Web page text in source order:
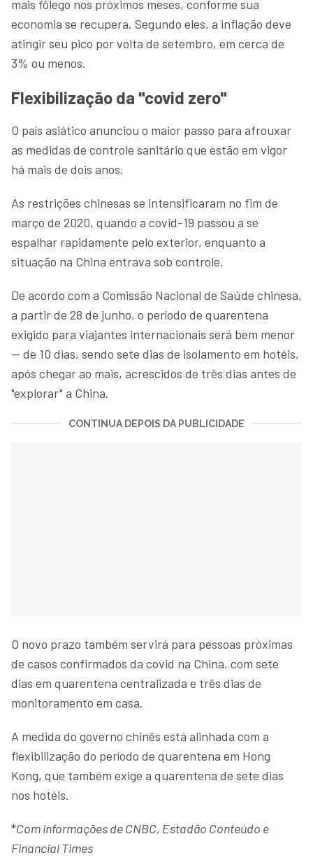
mais fôlego nos próximos meses, conforme sua
economia se recupera. Segundo eles, a inflação deve
atingir seu pico por volta de setembro, em cerca de
3% ou menos.
Flexibilização da "covid zero"
O país asiático anunciou o maior passo para afrouxar
as medidas de controle sanitário que estão em vigor
há mais de dois anos.
As restrições chinesas se intensificaram no fim de
março de 2020, quando a covid-19 passou a se
espalhar rapidamente pelo exterior, enquanto a
situação na China entrava sob controle.
De acordo com a Comissão Nacional de Saúde chinesa,
a partir de 28 de junho, o período de quarentena
exigido para viajantes internacionais será bem menor
— de 10 dias, sendo sete dias de isolamento em hotéis,
após chegar ao mais, acrescidos de três dias antes de
"explorar" a China.
CONTINUA DEPOIS DA PUBLICIDADE
O novo prazo também servirá para pessoas próximas
de casos confirmados da covid na China, com sete
dias em quarentena centralizada e três dias de
monitoramento em casa.
A medida do governo chinês está alinhada com a
flexibilização do período de quarentena em Hong
Kong, que também exige a quarentena de sete dias
nos hotéis.
*Com informações de CNBC, Estadão Conteúdo e
Financial Times